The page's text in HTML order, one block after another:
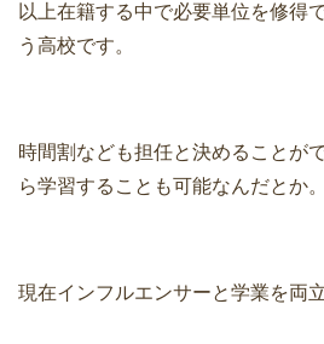
以上在籍する中で必要単位を修得
う高校です。
時間割なども担任と決めることが
ら学習することも可能なんだとか。
現在インフルエンサーと学業を両